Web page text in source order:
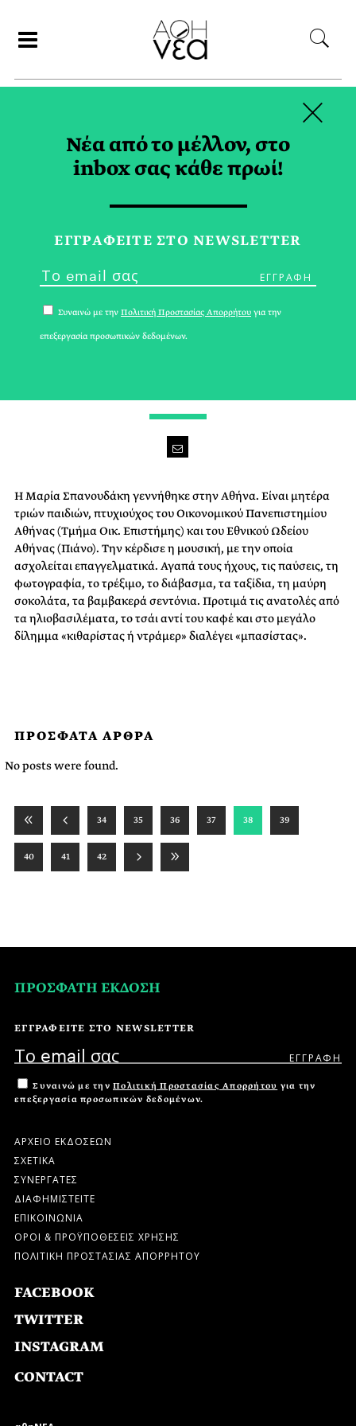
ΜΑΡΙΑ ΣΠΑΝΟΥΔΑΚΗ
H Μαρία Σπανουδάκη γεννήθηκε στην Αθήνα. Είναι μητέρα
τριών παιδιών, πτυχιούχος του Οικονομικού Πανεπιστημίου
Αθήνας (Τμήμα Οικ. Επιστήμης) και του Εθνικού Ωδείου
Αθήνας (Πιάνο). Την κέρδισε η μουσική, με την οποία
ασχολείται επαγγελματικά. Αγαπά τους ήχους, τις παύσεις, τη
φωτογραφία, το τρέξιμο, το διάβασμα, τα ταξίδια, τη μαύρη
σοκολάτα, τα βαμβακερά σεντόνια. Προτιμά τις ανατολές από
τα ηλιοβασιλέματα, το τσάι αντί του καφέ και στο μεγάλο
δίλημμα «κιθαρίστας ή ντράμερ» διαλέγει «μπασίστας».
ΠΡΟΣΦΑΤΑ ΑΡΘΡΑ
No posts were found.
34 35 36 37 38 39
40 41 42
ΠΡΟΣΦΑΤΗ ΕΚΔΟΣΗ
ΕΓΓΡΑΦΕΙΤΕ ΣΤΟ NEWSLETTER
Συναινώ με την Πολιτική Προστασίας Απορρήτου για την
επεξεργασία προσωπικών δεδομένων.
ΑΡΧΕΙΟ ΕΚΔΟΣΕΩΝ
ΣΧΕΤΙΚΑ
ΣΥΝΕΡΓΑΤΕΣ
ΔΙΑΦΗΜΙΣΤΕΙΤΕ
ΕΠΙΚΟΙΝΩΝΙΑ
ΟΡΟΙ & ΠΡΟΫΠΟΘΕΣΕΙΣ ΧΡΗΣΗΣ
ΠΟΛΙΤΙΚΗ ΠΡΟΣΤΑΣΙΑΣ ΑΠΟΡΡΗΤΟΥ
FACEBOOK
TWITTER
INSTAGRAM
CONTACT
Νέα από το μέλλον, στο
inbox σας κάθε πρωί!
ΕΓΓPΑΦΕΙΤΕ ΣΤΟ NEWSLETTER
Συναινώ με την Πολιτική Προστασίας Απορρήτου για την
επεξεργασία προσωπικών δεδομένων.
×